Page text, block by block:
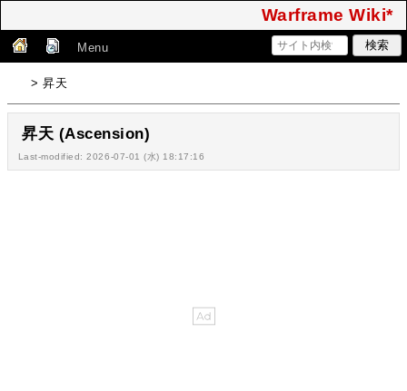
Warframe Wiki*
Menu
> 昇天
昇天 (Ascension)
Last-modified: 2026-07-01 (水) 18:17:16